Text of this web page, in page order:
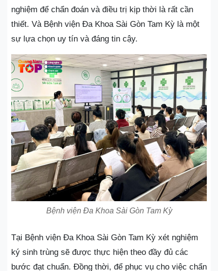
nghiệm để chẩn đoán và điều trị kịp thời là rất cần
thiết. Và Bệnh viện Đa Khoa Sài Gòn Tam Kỳ là một
sự lựa chọn uy tín và đáng tin cậy.
Bệnh viện Đa Khoa Sài Gòn Tam Kỳ
Tại Bệnh viện Đa Khoa Sài Gòn Tam Kỳ xét nghiệm
ký sinh trùng sẽ được thực hiện theo đầy đủ các
bước đạt chuẩn. Đồng thời, để phục vụ cho việc chẩn